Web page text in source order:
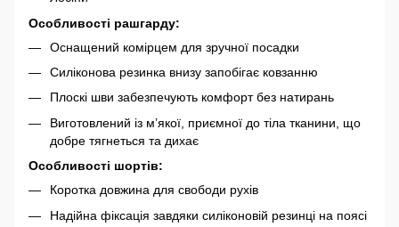
Особливості рашгарду:
Оснащений комірцем для зручної посадки
Силіконова резинка внизу запобігає ковзанню
Плоскі шви забезпечують комфорт без натирань
Виготовлений із м’якої, приємної до тіла тканини, що
добре тягнеться та дихає
Особливості шортів:
Коротка довжина для свободи рухів
Надійна фіксація завдяки силіконовій резинці на поясі